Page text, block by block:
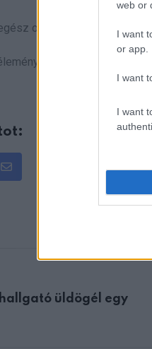
web or
I want
or app.
I want
I want
országot, és felhívta a
egyaránt követelik,
Share
üldögél egy